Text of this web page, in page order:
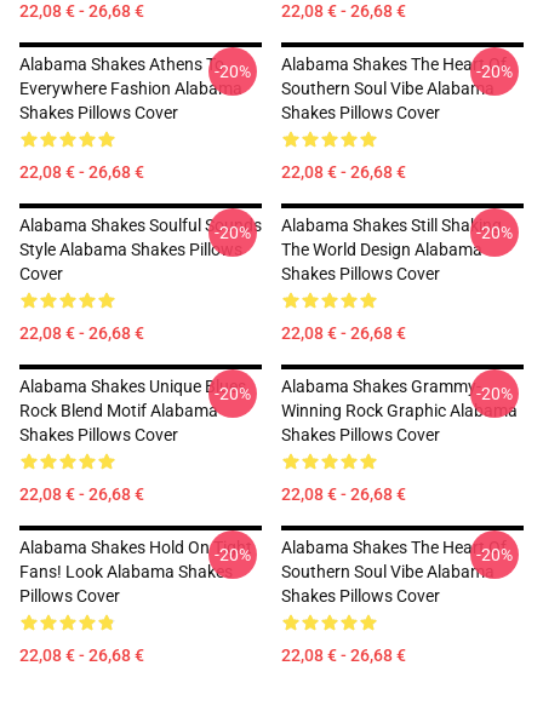
22,08 € - 26,68 € 22,08 € - 26,68 €
Alabama Shakes Athens To
Everywhere Fashion Alabama
Shakes Pillows Cover
22,08 € - 26,68 €
-20%
Alabama Shakes The Heart Of
Southern Soul Vibe Alabama
Shakes Pillows Cover
22,08 € - 26,68 €
-20%
Alabama Shakes Soulful Sounds
Style Alabama Shakes Pillows
Cover
22,08 € - 26,68 €
-20%
Alabama Shakes Still Shaking
The World Design Alabama
Shakes Pillows Cover
22,08 € - 26,68 €
-20%
Alabama Shakes Unique Blues
Rock Blend Motif Alabama
Shakes Pillows Cover
22,08 € - 26,68 €
-20%
Alabama Shakes Grammy-
Winning Rock Graphic Alabama
Shakes Pillows Cover
22,08 € - 26,68 €
-20%
Alabama Shakes Hold On Tight
Fans! Look Alabama Shakes
Pillows Cover
22,08 € - 26,68 €
-20%
Alabama Shakes The Heart Of
Southern Soul Vibe Alabama
Shakes Pillows Cover
22,08 € - 26,68 €
-20%